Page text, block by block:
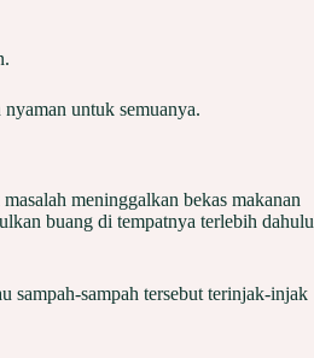
untuk semuanya.
meninggalkan bekas makanan
buang di tempatnya terlebih dahulu
sampah-sampah tersebut terinjak-injak